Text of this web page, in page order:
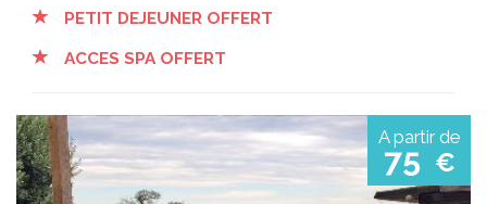
PETIT DEJEUNER OFFERT
ACCES SPA OFFERT
A partir de
75 €